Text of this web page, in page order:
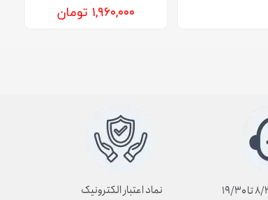
۱,۹۶۰,۰۰۰ تومان
نماد اعتبار الکترونیک